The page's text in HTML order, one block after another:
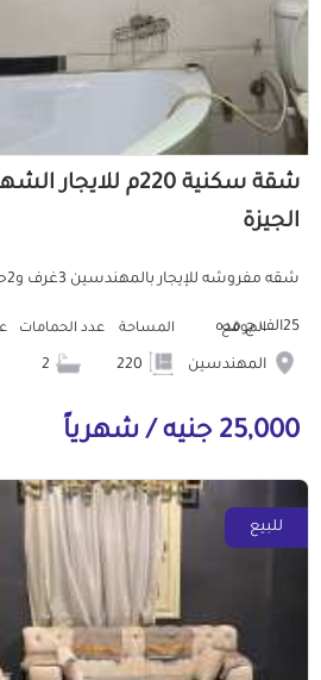
شقة سكنية 220م
الجيزة
25الف ج مده الموقع
المهندسين
المساحة عدد الحمامات
25,000 جنيه / شهرياً
للبيع